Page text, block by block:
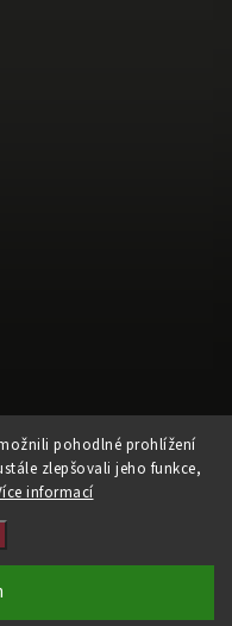
pohodlné prohlížení
zlepšovali jeho funkce,
informací
Praha